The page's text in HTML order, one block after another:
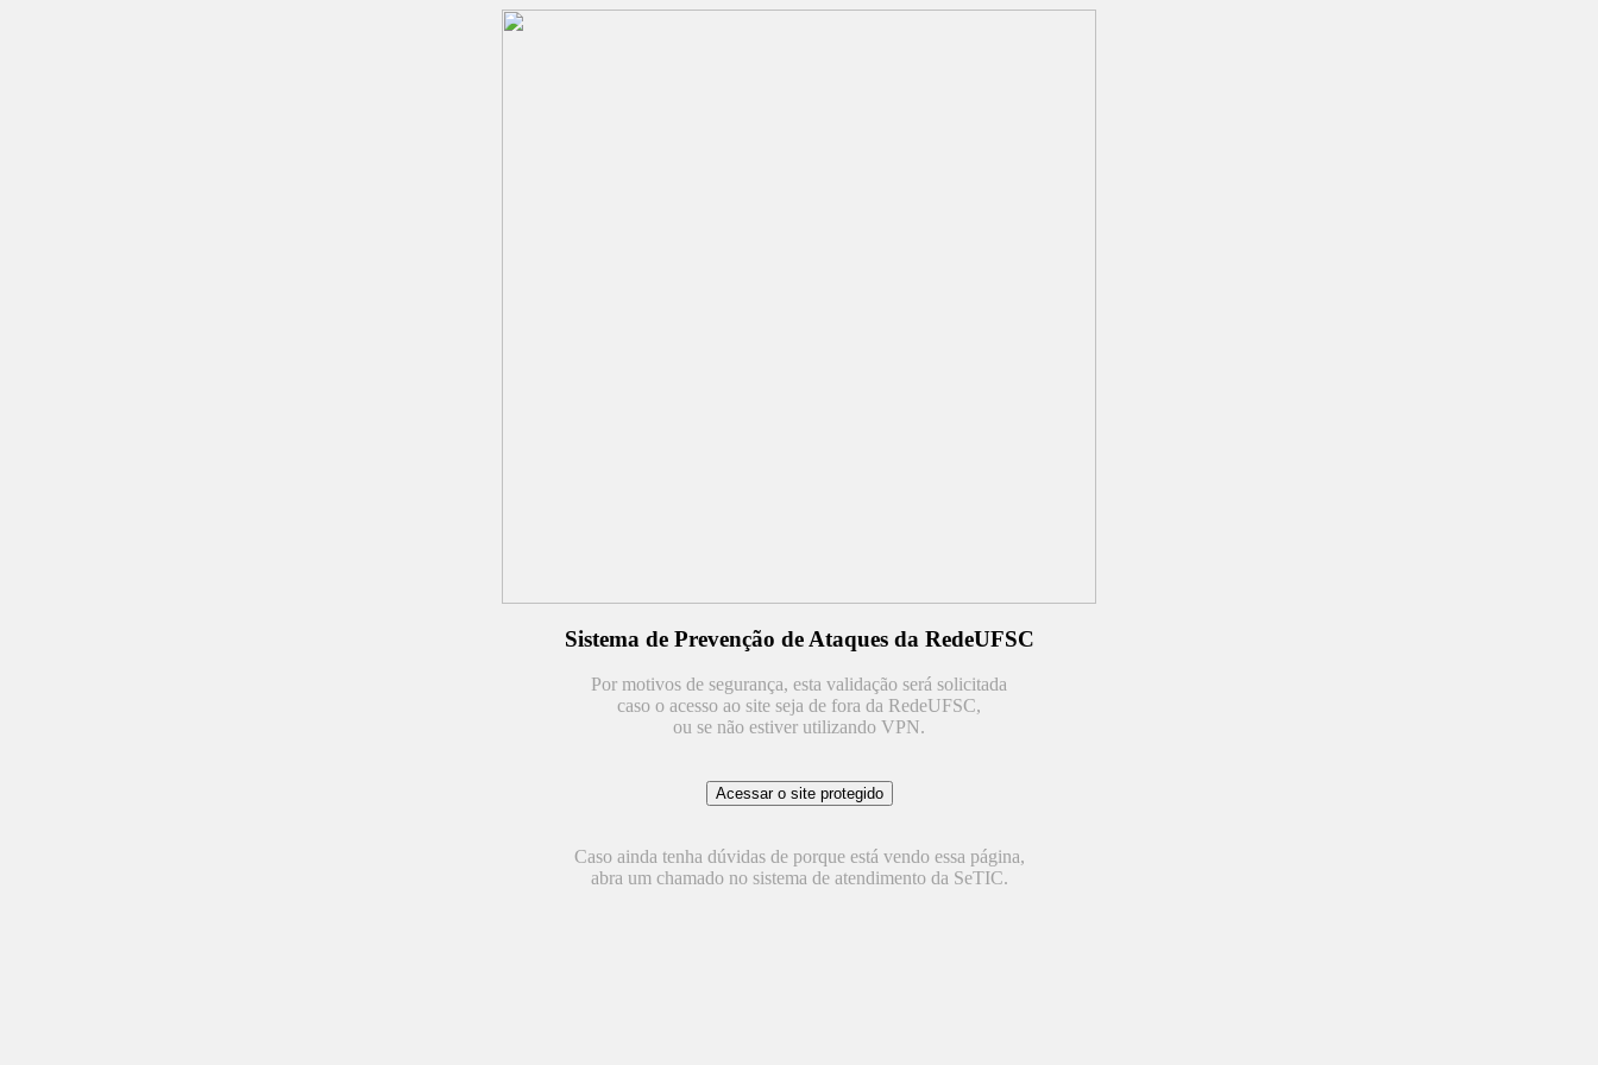
Sistema de Prevenção de Ataques da RedeUFSC
Por motivos de segurança, esta validação será solicitada
caso o acesso ao site seja de fora da RedeUFSC,
ou se não estiver utilizando VPN.
Caso ainda tenha dúvidas de porque está vendo essa página,
abra um chamado no sistema de atendimento da SeTIC.